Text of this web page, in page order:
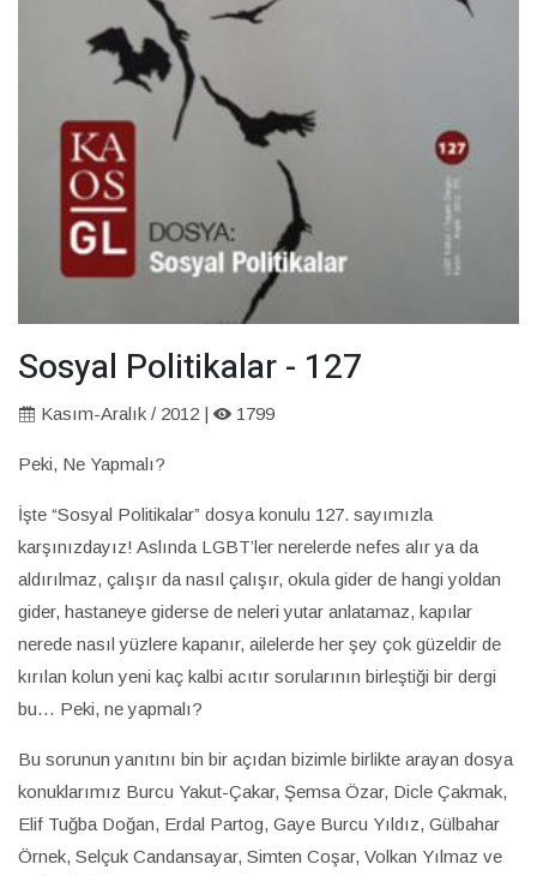
Sosyal Politikalar - 127
Kasım-Aralık / 2012 | 1799
Peki, Ne Yapmalı?
İşte “Sosyal Politikalar” dosya konulu 127. sayımızla
karşınızdayız! Aslında LGBT’ler nerelerde nefes alır ya da
aldırılmaz, çalışır da nasıl çalışır, okula gider de hangi yoldan
gider, hastaneye giderse de neleri yutar anlatamaz, kapılar
nerede nasıl yüzlere kapanır, ailelerde her şey çok güzeldir de
kırılan kolun yeni kaç kalbi acıtır sorularının birleştiği bir dergi
bu… Peki, ne yapmalı?
Bu sorunun yanıtını bin bir açıdan bizimle birlikte arayan dosya
konuklarımız Burcu Yakut-Çakar, Şemsa Özar, Dicle Çakmak,
Elif Tuğba Doğan, Erdal Partog, Gaye Burcu Yıldız, Gülbahar
Örnek, Selçuk Candansayar, Simten Coşar, Volkan Yılmaz ve